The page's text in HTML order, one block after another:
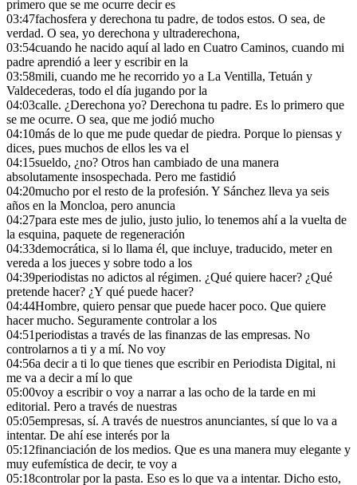
primero que se me ocurre decir es
03:47fachosfera y derechona tu padre, de todos estos. O sea, de
verdad. O sea, yo derechona y ultraderechona,
03:54cuando he nacido aquí al lado en Cuatro Caminos, cuando mi
padre aprendió a leer y escribir en la
03:58mili, cuando me he recorrido yo a La Ventilla, Tetuán y
Valdecederas, todo el día jugando por la
04:03calle. ¿Derechona yo? Derechona tu padre. Es lo primero que
se me ocurre. O sea, que me jodió mucho
04:10más de lo que me pude quedar de piedra. Porque lo piensas y
dices, pues muchos de ellos les va el
04:15sueldo, ¿no? Otros han cambiado de una manera
absolutamente insospechada. Pero me fastidió
04:20mucho por el resto de la profesión. Y Sánchez lleva ya seis
años en la Moncloa, pero anuncia
04:27para este mes de julio, justo julio, lo tenemos ahí a la vuelta de
la esquina, paquete de regeneración
04:33democrática, si lo llama él, que incluye, traducido, meter en
vereda a los jueces y sobre todo a los
04:39periodistas no adictos al régimen. ¿Qué quiere hacer? ¿Qué
pretende hacer? ¿Y qué puede hacer?
04:44Hombre, quiero pensar que puede hacer poco. Que quiere
hacer mucho. Seguramente controlar a los
04:51periodistas a través de las finanzas de las empresas. No
controlarnos a ti y a mí. No voy
04:56a decir a ti lo que tienes que escribir en Periodista Digital, ni
me va a decir a mí lo que
05:00voy a escribir o voy a narrar a las ocho de la tarde en mi
editorial. Pero a través de nuestras
05:05empresas, sí. A través de nuestros anunciantes, sí que lo va a
intentar. De ahí ese interés por la
05:12financiación de los medios. Que es una manera muy elegante y
muy eufemística de decir, te voy a
05:18controlar por la pasta. Eso es lo que va a intentar. Dicho esto,